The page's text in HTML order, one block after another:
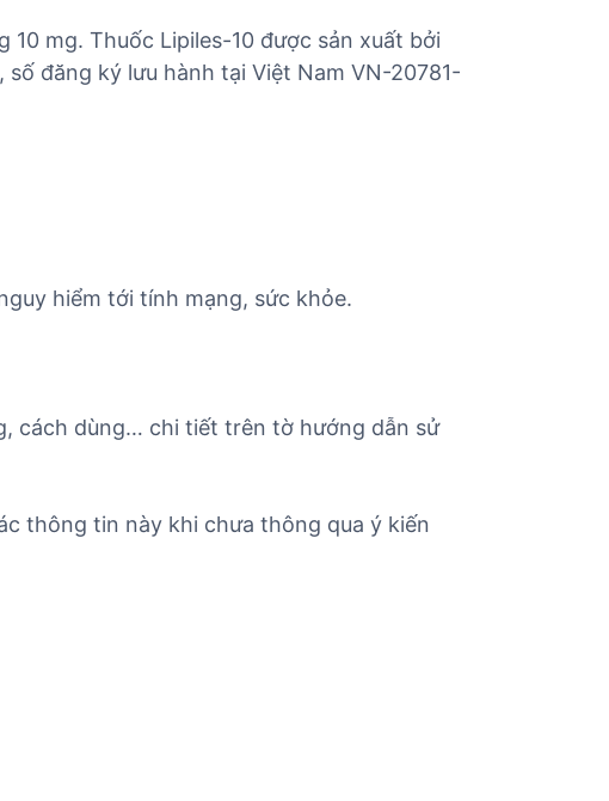
mg. Thuốc Lipiles-10 được sản xuất bởi
đăng ký lưu hành tại Việt Nam VN-20781-
hiểm tới tính mạng, sức khỏe.
cách dùng… chi tiết trên tờ hướng dẫn sử
thông tin này khi chưa thông qua ý kiến